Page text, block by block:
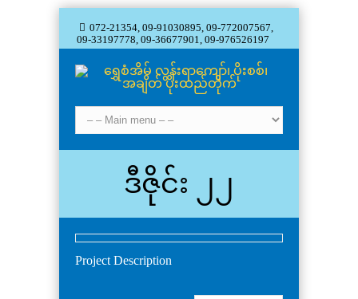
072-21354, 09-91030895, 09-772007567,
09-33197778, 09-36677901, 09-976526197
ဒီဇိုင်း ၂၂
Project Description